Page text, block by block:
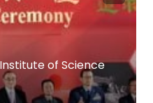
of Science